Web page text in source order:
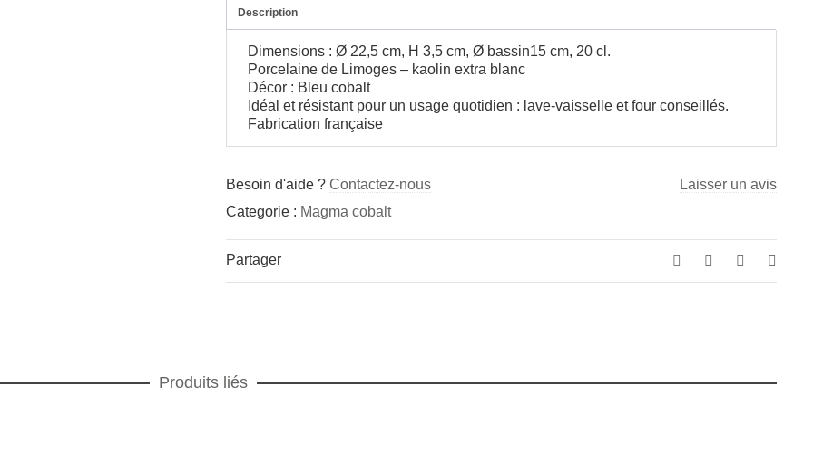
risotto
quantity
Description
Dimensions : Ø 22,5 cm, H 3,5 cm, Ø bassin15 cm, 20 cl.
Porcelaine de Limoges – kaolin extra blanc
Décor : Bleu cobalt
Idéal et résistant pour un usage quotidien : lave-vaisselle et four conseillés.
Fabrication française
Besoin d'aide ?Contactez-nous
Laisser un avis
Categorie : Magma cobalt
Partager
Produits liés